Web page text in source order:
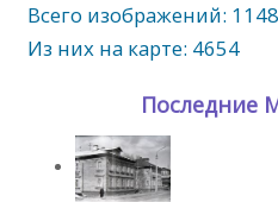
Всего изображений:
Из них на карте: 4654
Последние